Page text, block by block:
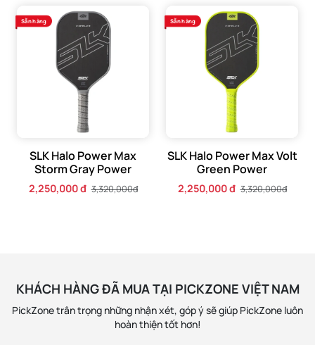
Sẵn hàng
SLK Halo Power Max
Storm Gray Power
2,250,000 đ 3,320,000đ
Sẵn hàng
SLK Halo Power Max Volt
Green Power
2,250,000 đ 3,320,000đ
KHÁCH HÀNG ĐÃ MUA TẠI PICKZONE VIỆT NAM
PickZone trân trọng những nhận xét, góp ý sẽ giúp PickZone luôn
hoàn thiện tốt hơn!